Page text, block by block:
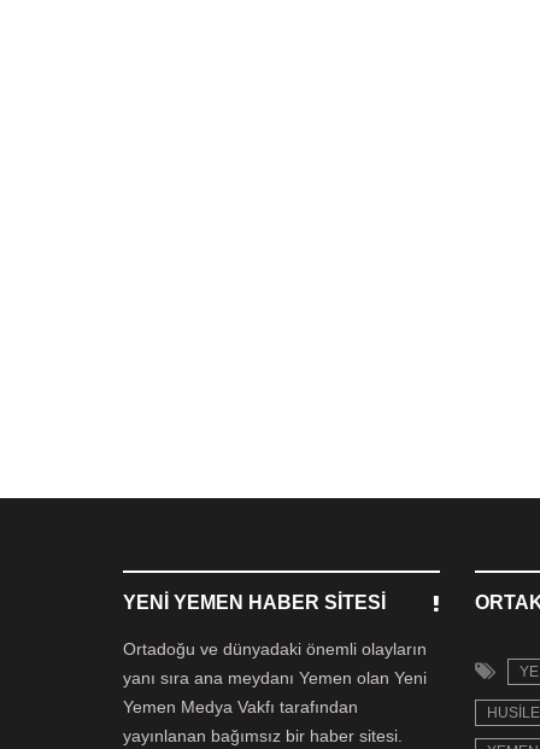
YENI YEMEN HABER SITESI
Ortadoğu ve dünyadaki önemli olayların
yanı sıra ana meydanı Yemen olan Yeni
Yemen Medya Vakfı tarafından
yayınlanan bağımsız bir haber sitesi.